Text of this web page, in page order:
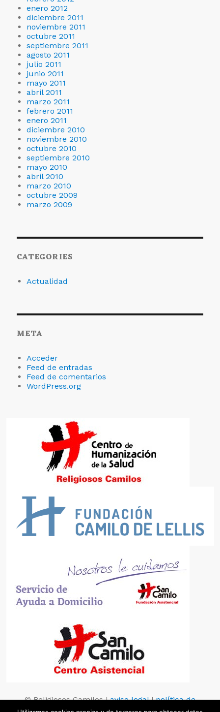
enero 2012
diciembre 2011
noviembre 2011
octubre 2011
septiembre 2011
agosto 2011
julio 2011
junio 2011
mayo 2011
abril 2011
marzo 2011
febrero 2011
enero 2011
diciembre 2010
noviembre 2010
octubre 2010
septiembre 2010
mayo 2010
abril 2010
marzo 2010
octubre 2009
marzo 2009
CATEGORIES
Actualidad
META
Acceder
Feed de entradas
Feed de comentarios
WordPress.org
© Religiosos Camilos |aviso legal|política de
privacidad|política de cookies